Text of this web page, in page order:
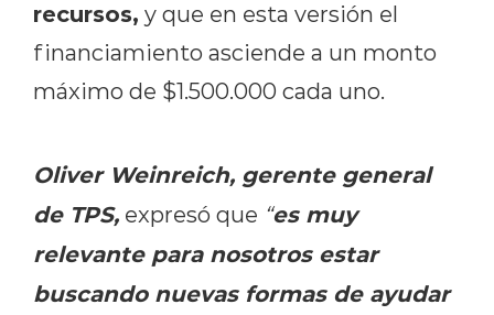
recursos, y que en esta versión el
financiamiento asciende a un monto
máximo de $1.500.000 cada uno.
Oliver Weinreich, gerente general
de TPS, expresó que “es muy
relevante para nosotros estar
buscando nuevas formas de ayudar